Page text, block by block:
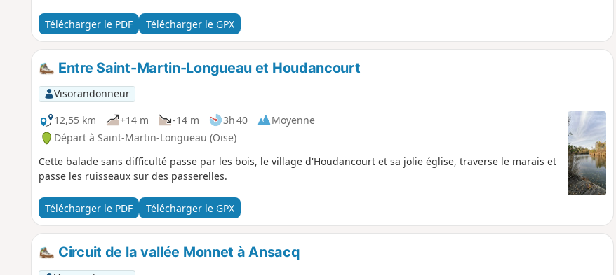
Télécharger le PDF Télécharger le GPX
Entre Saint-Martin-Longueau et Houdancourt
Visorandonneur
12,55 km
+14 m -14 m 3h 40
Moyenne
Départ à Saint-Martin-Longueau (Oise)
Cette balade sans difficulté passe par les bois, le village d'Houdancourt et sa jolie église, traverse le marais et
passe les ruisseaux sur des passerelles.
Télécharger le PDF Télécharger le GPX
Circuit de la vallée Monnet à Ansacq